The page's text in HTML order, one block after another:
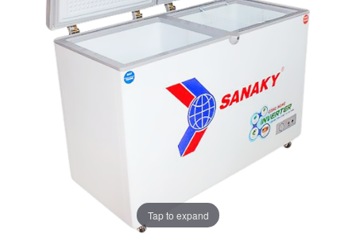
Tap to expand